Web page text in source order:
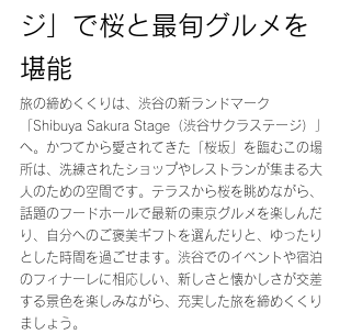
ジ」で桜と最旬グルメを
堪能
旅の締めくくりは、渋谷の新ランドマーク
「Shibuya Sakura Stage（渋谷サクラステージ）」
へ。かつてから愛されてきた「桜坂」を臨むこの場
所は、洗練されたショップやレストランが集まる大
人のための空間です。テラスから桜を眺めながら、
話題のフードホールで最新の東京グルメを楽しんだ
り、自分へのご褒美ギフトを選んだりと、ゆったり
とした時間を過ごせます。渋谷でのイベントや宿泊
のフィナーレに相応しい、新しさと懐かしさが交差
する景色を楽しみながら、充実した旅を締めくくり
ましょう。